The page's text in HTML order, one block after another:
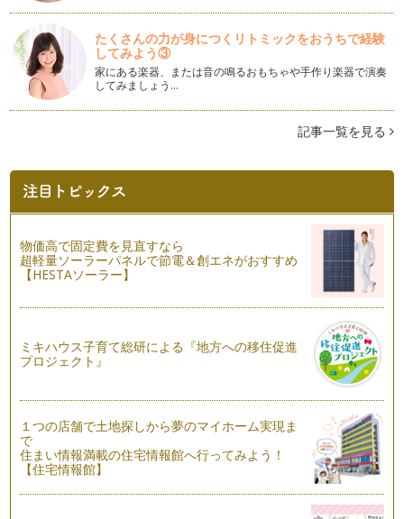
自分の「利き脳」を知ろう
前回の記事「利き脳で変わるお片づけ」はいかがでしたでしょ
うか？ 右脳左脳それぞれの…
利き脳で変わるお片づけ
まだまだ残暑が厳しい毎日ですが、皆様体調はいかがでしょう
暑さが増す夏は、お片付けが億劫になりがちですよね。 クー
ラーのかかっていない部屋に…
前回の記事「5分でできる整理収納」はいかがでしたでしょう
か？ 前回お伝えした例は、…
5分でできる整理収納
計画を立てて、お片付けをすることはとても素晴らしいことで
す。 時間の確保をして、お…
時間整理術②
梅雨の季節になりましたね。 梅雨のこの季節は、小さなお子
様を雨の中歩かせることがで…
時間整理術
ママって忙しいですよね。 小さいお子様の育児中であれば、
夜泣きで寝不足・・・ …
たくさんの力が身につくリトミックをおうちで経験
してみよう③
家にある楽器、または音の鳴るおもちゃや手作り楽器で演奏
してみましょう…
記事一覧を見る
物価高で固定費を見直すなら
超軽量ソーラーパネルで節電＆創エネがおすすめ
【HESTAソーラー】
ミキハウス子育て総研による『地方への移住促進
プロジェクト』
１つの店舗で土地探しから夢のマイホーム実現ま
で
住まい情報満載の住宅情報館へ行ってみよう！
【住宅情報館】